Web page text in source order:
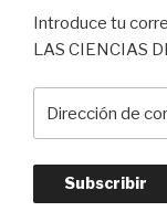
Introduce tu
LAS CIENCIAS
electrónico
Subscribir